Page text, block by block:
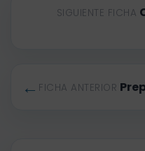
← FICHA ANTERIOR
SIGUIENTE FICHA